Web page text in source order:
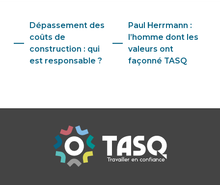
Dépassement des
coûts de
construction : qui
est responsable ?
Paul Herrmann :
l’homme dont les
valeurs ont
façonné TASQ